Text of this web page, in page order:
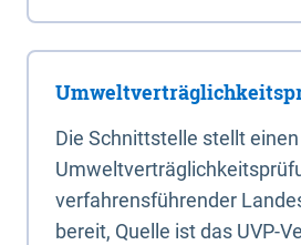
Die Schnittstelle stellt
verfahrensführender
bereit, Quelle ist das UVP-